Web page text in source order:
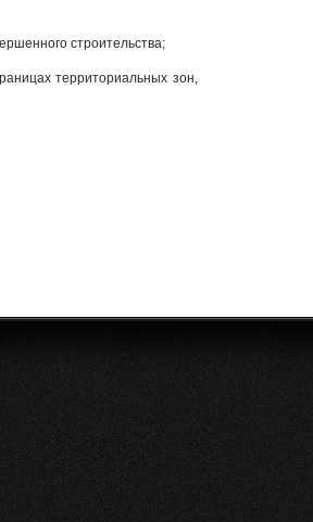
строительства;
территориальных зон,